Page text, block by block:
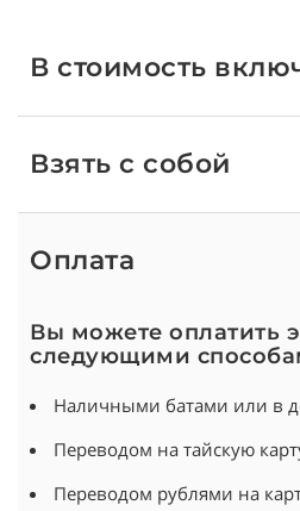
В стоимость
Взять с собой
Оплата
Вы можете оплатить
следующими
Наличными батами или в
Переводом на тайскую
Переводом рублями на